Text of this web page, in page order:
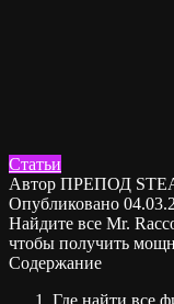
Статьи
Автор ПРЕПОД
Опубликовано
Найдите все Mr.
чтобы получить
Содержание
Где найти все